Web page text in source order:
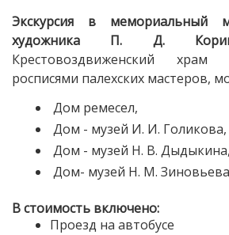
Экскурсия в мемориальный
художника П. Д.
Крестовоздвиженский
росписями палехских мастеров,
Дом ремесел,
Дом - музей И. И. Голикова,
Дом - музей Н. В. Дыдыкина,
Дом- музей Н. М. Зиновьева
В стоимость включено:
Проезд на автобусе